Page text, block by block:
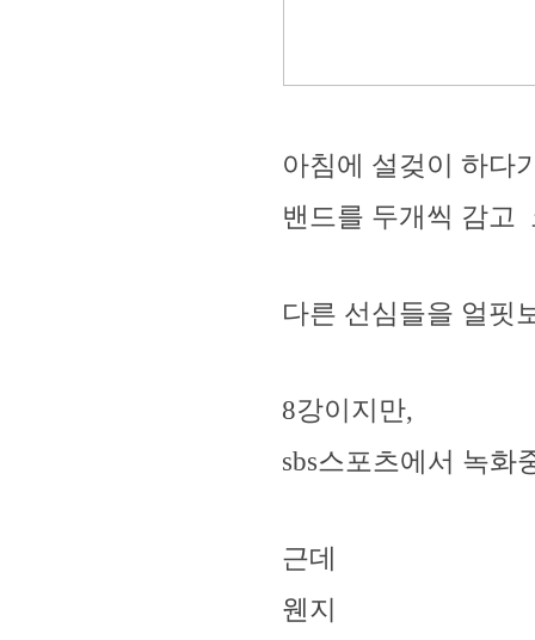
아침에 설겆이 하다
밴드를 두개씩 감고
다른 선심들을 얼핏
8강이지만,
sbs스포츠에서 녹
근데
웬지